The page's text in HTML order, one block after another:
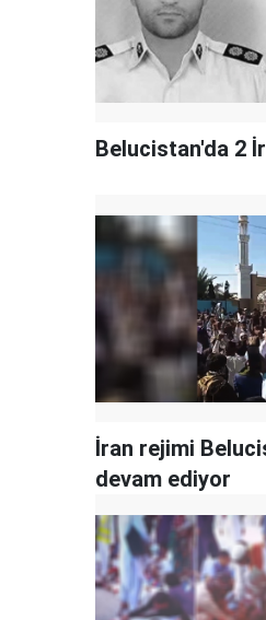
Belucistan'da 2
İran rejimi
devam ediyor